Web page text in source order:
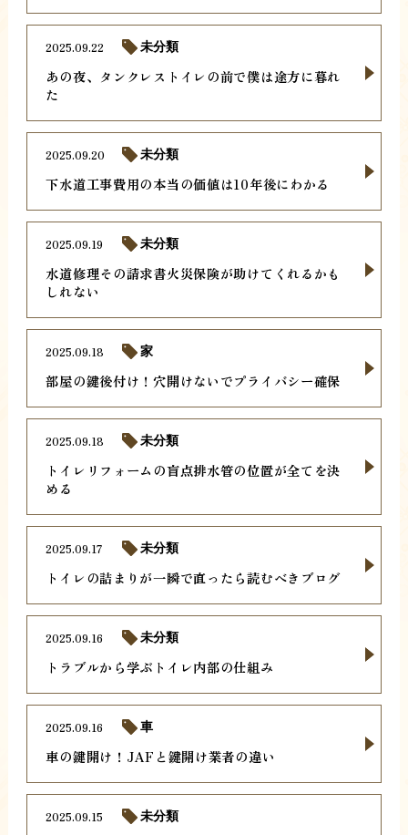
あの夜、タンクレストイレの前で僕は途方に暮れ
た
2025.09.22 未分類
下水道工事費用の本当の価値は10年後にわかる
2025.09.20 未分類
水道修理その請求書火災保険が助けてくれるかも
しれない
2025.09.19 未分類
部屋の鍵後付け！穴開けないでプライバシー確保
2025.09.18 家
トイレリフォームの盲点排水管の位置が全てを決
める
2025.09.18 未分類
トイレの詰まりが一瞬で直ったら読むべきブログ
2025.09.17 未分類
トラブルから学ぶトイレ内部の仕組み
2025.09.16 未分類
車の鍵開け！JAFと鍵開け業者の違い
2025.09.16 車
2025.09.15 未分類